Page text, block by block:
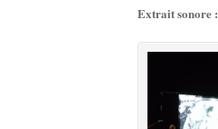
Extrait sonore :